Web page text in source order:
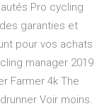
Pro cycling
garanties et
pour vos achats
manager 2019
Farmer 4k The
Voir moins.